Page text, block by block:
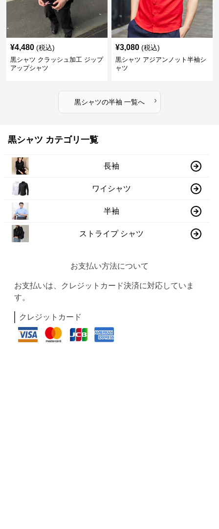
¥4,480 (税込)
黒シャツ クラッシュ加工 ジップ
アップシャツ
¥3,080 (税込)
黒シャツ アジアンノット半袖シ
ャツ
黒シャツの半袖 一覧へ ›
黒シャツ カテゴリ一覧
長袖
ワイシャツ
半袖
ストライプ シャツ
お支払い方法について
お支払いは、クレジットカード決済に対応していま
す。
クレジットカード